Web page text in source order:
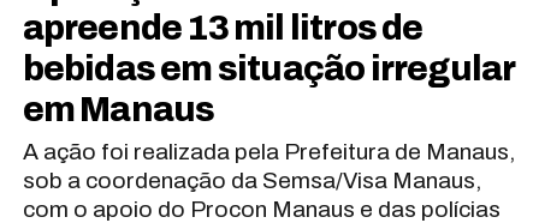
apreende 13 mil litros de
bebidas em situação irregular
em Manaus
A ação foi realizada pela Prefeitura de Manaus,
sob a coordenação da Semsa/Visa Manaus,
com o apoio do Procon Manaus e das polícias